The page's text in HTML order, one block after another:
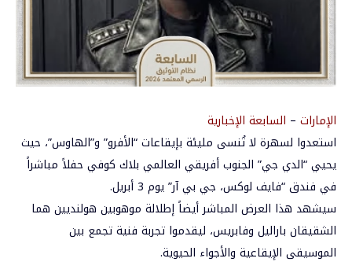
الإمارات – السابعة الإخبارية
استعدوا لسهرة لا تُنسى مليئة بإيقاعات “الأفرو” و”الهاوس”، حيث
يحيي “الدي جي” الجنوب أفريقي العالمي بلاك كوفي حفلاً مباشراً
في فندق “فايف لوكس، جي بي آر” يوم 3 أبريل.
سيشهد هذا العرض المباشر أيضاً إطلالة موهوبين هولنديين هما
الشقيقان باراليل وفابريس، ليقدموا تجربة فنية تجمع بين
الموسيقى الإيقاعية والأجواء الحيوية.